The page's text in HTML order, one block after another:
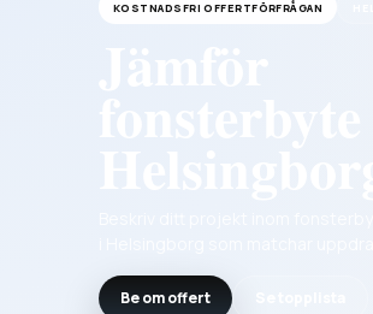
KOSTNADSFRI OFFERTFÖRFRÅGAN
Be om offert